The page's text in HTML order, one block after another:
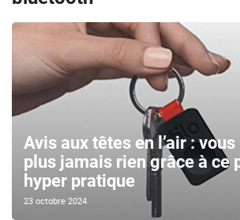
Avis aux têtes en l’air :
plus jamais rien grâce à ce
hyper pratique
23 octobre 2024